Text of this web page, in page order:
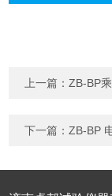
上一篇：ZB-BP
下一篇：ZB-BP